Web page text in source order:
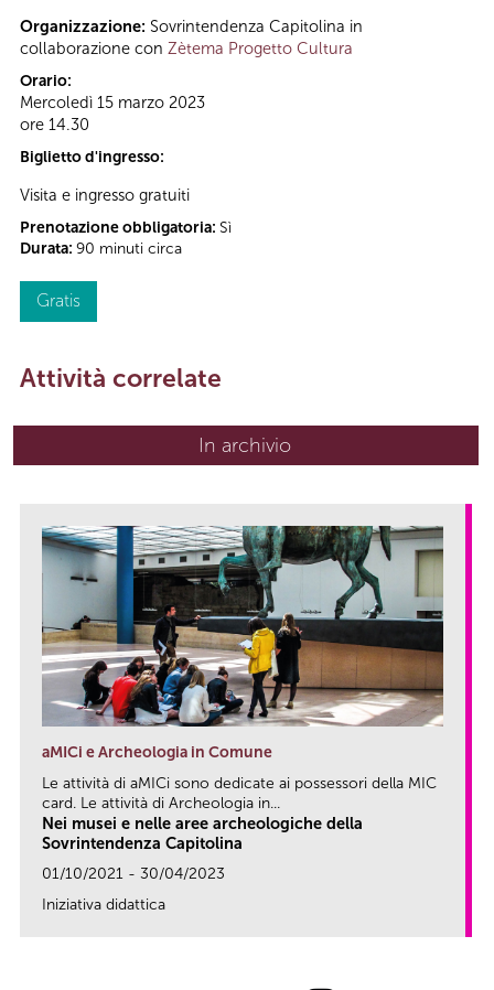
Organizzazione: Sovrintendenza Capitolina in
collaborazione con Zètema Progetto Cultura
Orario:
Mercoledì 15 marzo 2023
ore 14.30
Biglietto d'ingresso:
Visita e ingresso gratuiti
Prenotazione obbligatoria: Sì
Durata: 90 minuti circa
Gratis
Attività correlate
In archivio
aMICi e Archeologia in Comune
Le attività di aMICi sono dedicate ai possessori della MIC
card. Le attività di Archeologia in...
Nei musei e nelle aree archeologiche della
Sovrintendenza Capitolina
01/10/2021 - 30/04/2023
Iniziativa didattica